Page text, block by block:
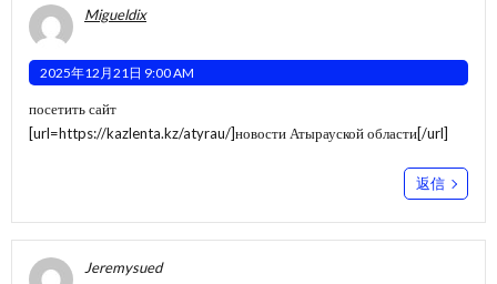
Migueldix
2025年12月21日 9:00 AM
посетить сайт
[url=https://kazlenta.kz/atyrau/]новости Атырауской области[/url]
返信
Jeremysued